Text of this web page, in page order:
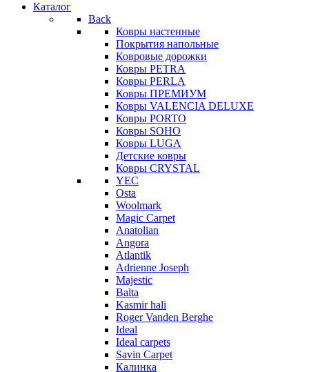
Каталог
Back
Ковры настенные
Покрытия напольные
Ковровые дорожки
Ковры PETRA
Ковры PERLA
Ковры ПРЕМИУМ
Ковры VALENCIA DELUXE
Ковры PORTO
Ковры SOHO
Ковры LUGA
Детские ковры
Ковры CRYSTAL
YEC
Osta
Woolmark
Magic Carpet
Anatolian
Angora
Atlantik
Adrienne Joseph
Majestic
Balta
Kasmir hali
Roger Vanden Berghe
Ideal
Ideal carpets
Savin Carpet
Калинка